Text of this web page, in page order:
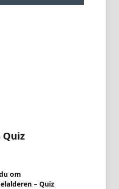
om
– Quiz